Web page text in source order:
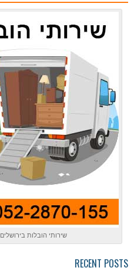
שירותי הובלות בירושלים
RECENT POSTS